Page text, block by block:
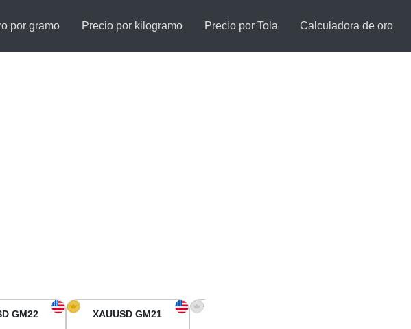
por gramo Precio por kilogramo Precio por Tola Calculadora de oro
GM22 XAUUSD GM21